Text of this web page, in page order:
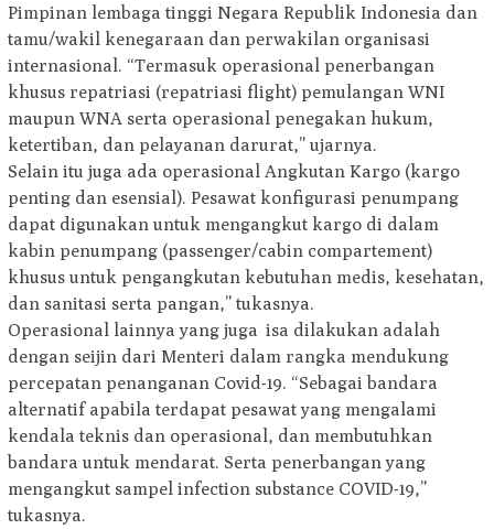
Pimpinan lembaga tinggi Negara Republik Indonesia dan
tamu/wakil kenegaraan dan perwakilan organisasi
internasional. “Termasuk operasional penerbangan
khusus repatriasi (repatriasi flight) pemulangan WNI
maupun WNA serta operasional penegakan hukum,
ketertiban, dan pelayanan darurat,” ujarnya.
Selain itu juga ada operasional Angkutan Kargo (kargo
penting dan esensial). Pesawat konfigurasi penumpang
dapat digunakan untuk mengangkut kargo di dalam
kabin penumpang (passenger/cabin compartement)
khusus untuk pengangkutan kebutuhan medis, kesehatan,
dan sanitasi serta pangan,” tukasnya.
Operasional lainnya yang juga isa dilakukan adalah
dengan seijin dari Menteri dalam rangka mendukung
percepatan penanganan Covid-19. “Sebagai bandara
alternatif apabila terdapat pesawat yang mengalami
kendala teknis dan operasional, dan membutuhkan
bandara untuk mendarat. Serta penerbangan yang
mengangkut sampel infection substance COVID-19,”
tukasnya.